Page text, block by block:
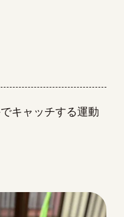
キャッチする運動